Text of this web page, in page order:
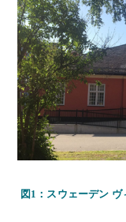
図1：スウェーデン